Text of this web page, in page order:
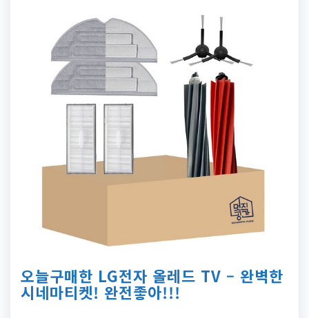
오늘구매한 LG전자 올레드 TV – 완벽한
시네마티켓! 완전좋아!!!